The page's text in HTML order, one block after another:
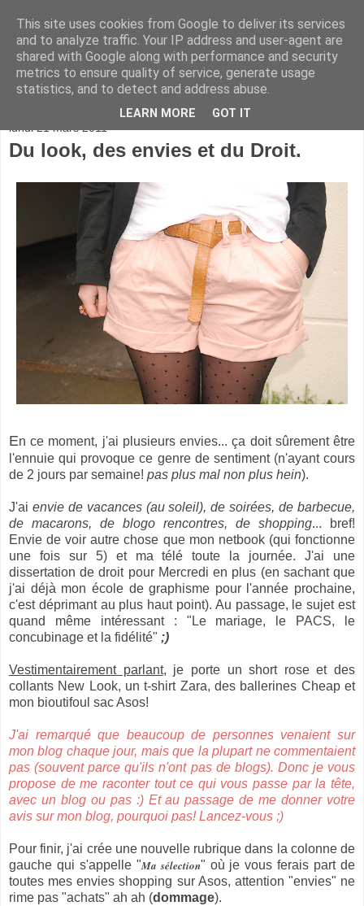
lundi 21 mars 2011
Du look, des envies et du Droit.
En ce moment, j'ai plusieurs envies... ça doit sûrement être
l'ennuie qui provoque ce genre de sentiment (n'ayant cours
de 2 jours par semaine! pas plus mal non plus hein).
J'ai envie de vacances (au soleil), de soirées, de barbecue,
de macarons, de blogo rencontres, de shopping... bref!
Envie de voir autre chose que mon netbook (qui fonctionne
une fois sur 5) et ma télé toute la journée. J'ai une
dissertation de droit pour Mercredi en plus (en sachant que
j'ai déjà mon école de graphisme pour l'année prochaine,
c'est déprimant au plus haut point). Au passage, le sujet est
quand même intéressant : "Le mariage, le PACS, le
concubinage et la fidélité" ;)
Vestimentairement parlant, je porte un short rose et des
collants New Look, un t-shirt Zara, des ballerines Cheap et
mon bioutifoul sac Asos!
J'ai remarqué que beaucoup de personnes venaient sur
mon blog chaque jour, mais que la plupart ne commentaient
pas (souvent parce qu'ils n'ont pas de blogs). Donc je vous
propose de me raconter tout ce qui vous passe par la tête,
avec un blog ou pas :) Et au passage de me donner votre
avis sur mon blog, pourquoi pas! Lancez-vous ;)
Pour finir, j'ai crée une nouvelle rubrique dans la colonne de
gauche qui s'appelle "Ma sélection" où je vous ferais part de
toutes mes envies shopping sur Asos, attention "envies" ne
rime pas "achats" ah ah (dommage).
This site uses cookies from Google to deliver its services
and to analyze traffic. Your IP address and user-agent are
shared with Google along with performance and security
metrics to ensure quality of service, generate usage
statistics, and to detect and address abuse.
LEARN MORE GOT IT